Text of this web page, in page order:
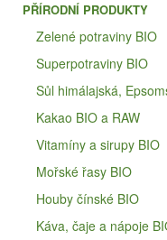
PŘÍRODNÍ PRODUKTY
Zelené potraviny BIO
Superpotraviny BIO
Sůl himálajská,
Kakao BIO a RAW
Vitamíny a sirupy BIO
Mořské řasy BIO
Houby čínské BIO
Káva, čaje a nápoje